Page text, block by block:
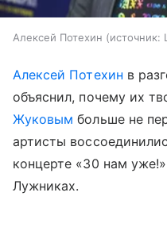
Алексей Потехин источник:
Алексей Потехин в
объяснил, почему их
Жуковым больше не
артисты
концерте «30 нам
Лужниках.